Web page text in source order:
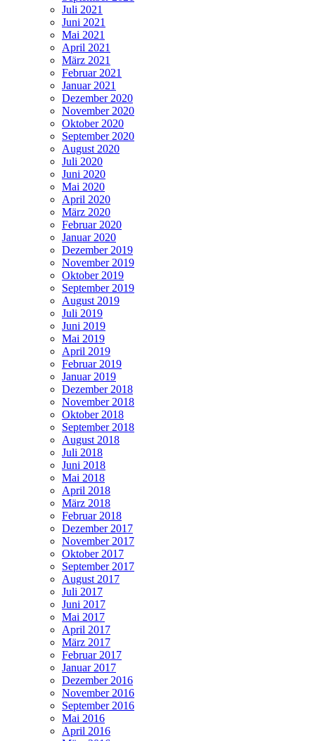
Juli 2021
Juni 2021
Mai 2021
April 2021
März 2021
Februar 2021
Januar 2021
Dezember 2020
November 2020
Oktober 2020
September 2020
August 2020
Juli 2020
Juni 2020
Mai 2020
April 2020
März 2020
Februar 2020
Januar 2020
Dezember 2019
November 2019
Oktober 2019
September 2019
August 2019
Juli 2019
Juni 2019
Mai 2019
April 2019
Februar 2019
Januar 2019
Dezember 2018
November 2018
Oktober 2018
September 2018
August 2018
Juli 2018
Juni 2018
Mai 2018
April 2018
März 2018
Februar 2018
Dezember 2017
November 2017
Oktober 2017
September 2017
August 2017
Juli 2017
Juni 2017
Mai 2017
April 2017
März 2017
Februar 2017
Januar 2017
Dezember 2016
November 2016
September 2016
Mai 2016
April 2016